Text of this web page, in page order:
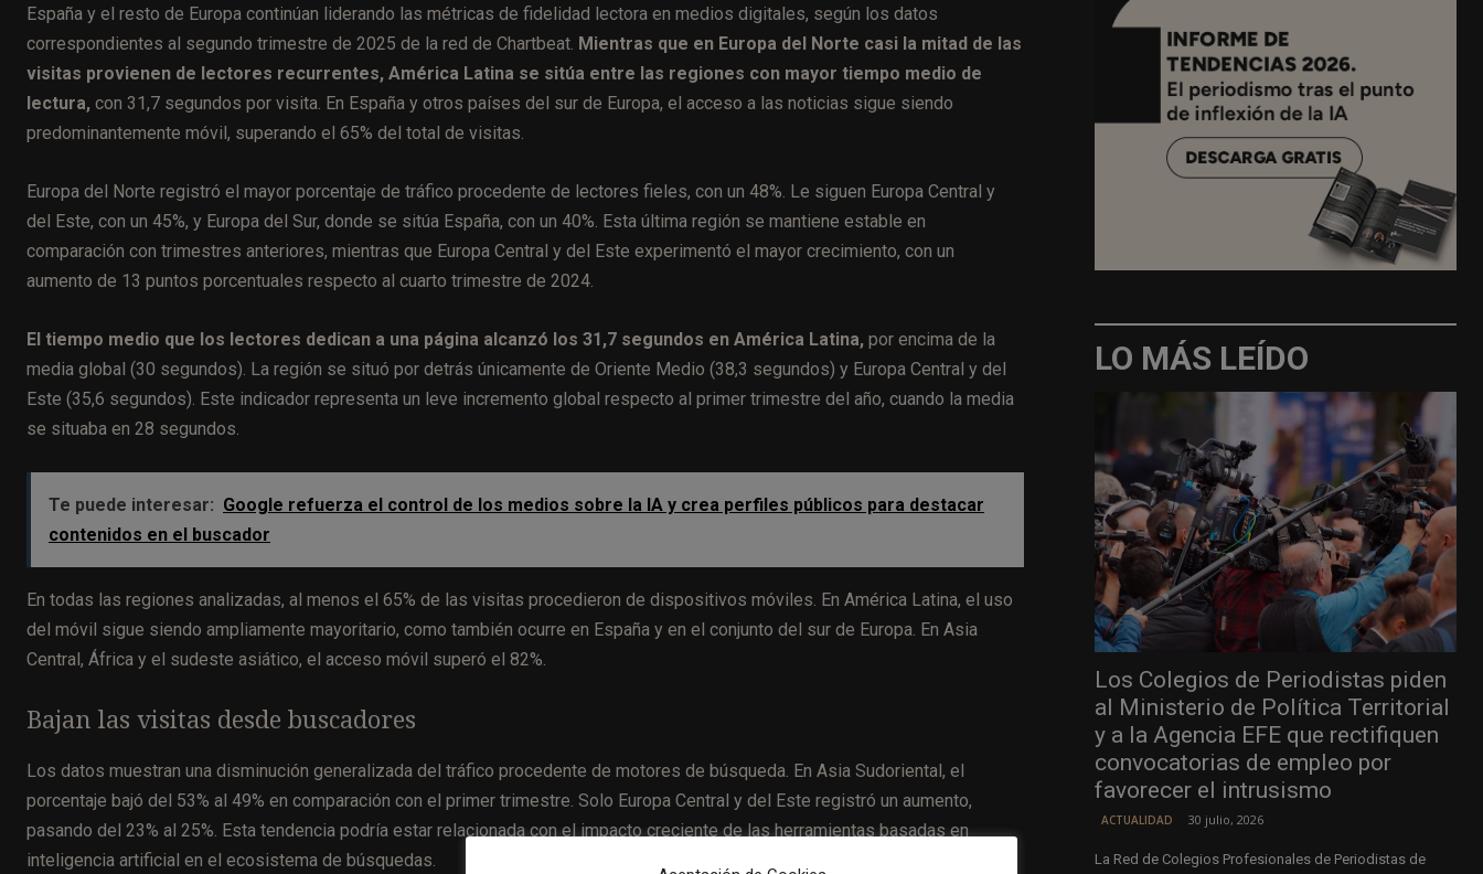
España y el resto de Europa continúan liderando las métricas de fidelidad lectora en medios digitales, según los datos
correspondientes al segundo trimestre de 2025 de la red de Chartbeat. Mientras que en Europa del Norte casi la mitad de las
visitas provienen de lectores recurrentes, América Latina se sitúa entre las regiones con mayor tiempo medio de
lectura, con 31,7 segundos por visita. En España y otros países del sur de Europa, el acceso a las noticias sigue siendo
predominantemente móvil, superando el 65% del total de visitas.
Europa del Norte registró el mayor porcentaje de tráfico procedente de lectores fieles, con un 48%. Le siguen Europa Central y
del Este, con un 45%, y Europa del Sur, donde se sitúa España, con un 40%. Esta última región se mantiene estable en
comparación con trimestres anteriores, mientras que Europa Central y del Este experimentó el mayor crecimiento, con un
aumento de 13 puntos porcentuales respecto al cuarto trimestre de 2024.
El tiempo medio que los lectores dedican a una página alcanzó los 31,7 segundos en América Latina, por encima de la
media global (30 segundos). La región se situó por detrás únicamente de Oriente Medio (38,3 segundos) y Europa Central y del
Este (35,6 segundos). Este indicador representa un leve incremento global respecto al primer trimestre del año, cuando la media
se situaba en 28 segundos.
Te puede interesar: Google refuerza el control de los medios sobre la IA y crea perfiles públicos para destacar
contenidos en el buscador
En todas las regiones analizadas, al menos el 65% de las visitas procedieron de dispositivos móviles. En América Latina, el uso
del móvil sigue siendo ampliamente mayoritario, como también ocurre en España y en el conjunto del sur de Europa. En Asia
Central, África y el sudeste asiático, el acceso móvil superó el 82%.
Bajan las visitas desde buscadores
Los datos muestran una disminución generalizada del tráfico procedente de motores de búsqueda. En Asia Sudoriental, el
porcentaje bajó del 53% al 49% en comparación con el primer trimestre. Solo Europa Central y del Este registró un aumento,
pasando del 23% al 25%. Esta tendencia podría estar relacionada con el impacto creciente de las herramientas basadas en
inteligencia artificial en el ecosistema de búsquedas.
LO MÁS LEÍDO
Los Colegios de Periodistas piden
al Ministerio de Política Territorial
y a la Agencia EFE que rectifiquen
convocatorias de empleo por
favorecer el intrusismo
ACTUALIDAD 30 julio, 2026
La Red de Colegios Profesionales de Periodistas de